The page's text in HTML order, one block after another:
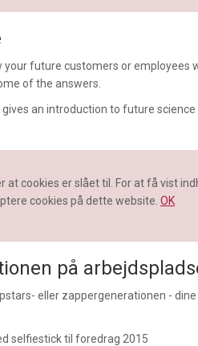
your future customers or employees
of the answers.
an introduction to future science
at cookies er slået til. For at få vist
cookies på dette website. OK
på
eller zappergenerationen -
selfiestick til foredrag 2015